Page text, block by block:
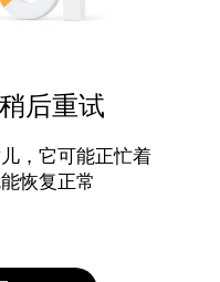
后重试
，它可能正忙着
恢复正常